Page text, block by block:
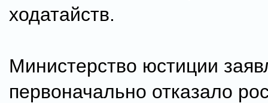
ходатайств.
Министерство юстиции
первоначально отказало